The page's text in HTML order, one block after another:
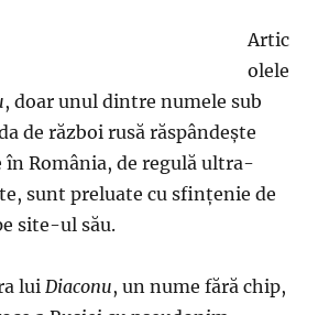
Artic
olele
, doar unul dintre numele sub
de război rusă răspândeşte
în România, de regulă ultra-
sunt preluate cu sfinţenie de
site-ul său.
luiDiaconu, un nume fără chip,